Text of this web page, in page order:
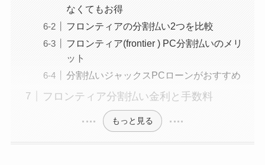
なくてもお得
フロンティアの分割払い2つを比較
フロンティア(frontier ) PC分割払いのメリ
ット
分割払いジャックスPCローンがおすすめ
フロンティア分割払い金利と手数料
もっと見る